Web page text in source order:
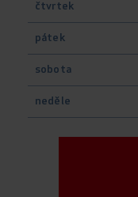
čtvrtek
pátek
sobota
neděle